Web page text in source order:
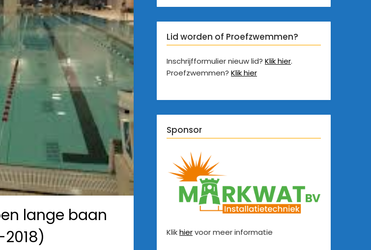
lange baan
Lid worden of Proefzwemmen?
Inschrijfformulier nieuw lid? Klik hier.
Proefzwemmen? Klik hier
Sponsor
Klikhiervoor meer informatie